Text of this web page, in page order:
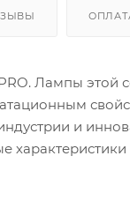
Лампы этой
и